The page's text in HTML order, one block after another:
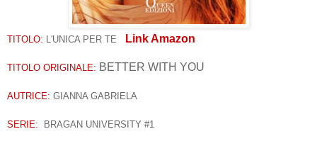
TITOLO: L'UNICA PER TE Link Amazon
TITOLO ORIGINALE: BETTER WITH YOU
AUTRICE: GIANNA GABRIELA
SERIE: BRAGAN UNIVERSITY #1